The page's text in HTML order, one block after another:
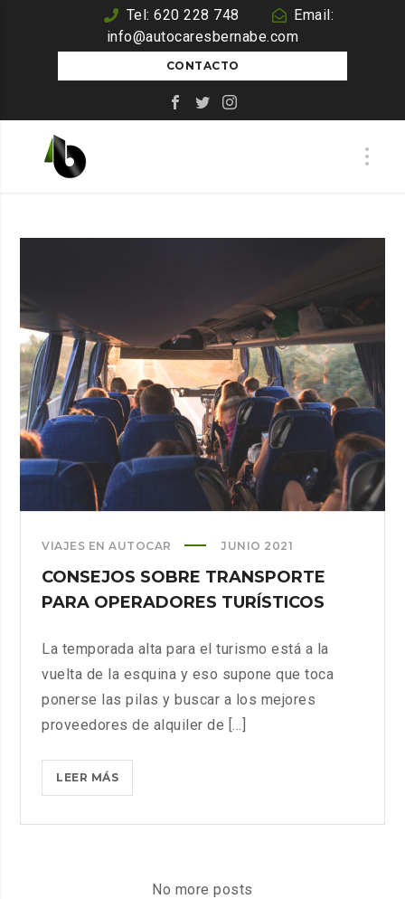
Tel: 620 228 748
Email:
info@autocaresbernabe.com
CONTACTO
VIAJES EN AUTOCAR JUNIO 2021
CONSEJOS SOBRE TRANSPORTE
PARA OPERADORES TURÍSTICOS
La temporada alta para el turismo está a la
vuelta de la esquina y eso supone que toca
ponerse las pilas y buscar a los mejores
proveedores de alquiler de [...]
LEER MÁSCONSEJOS
SOBRE
TURÍSTICOS
No more posts